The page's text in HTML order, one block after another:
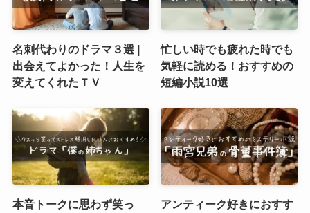
名刺代わりのドラマ３選 |
出会えてよかった！人生を
変えてくれたＴＶ
忙しい時でも疲れた時でも
気軽に読める！おすすめの
短編小説10選
本音トークに思わず笑っ
アンティーク好きにおすす